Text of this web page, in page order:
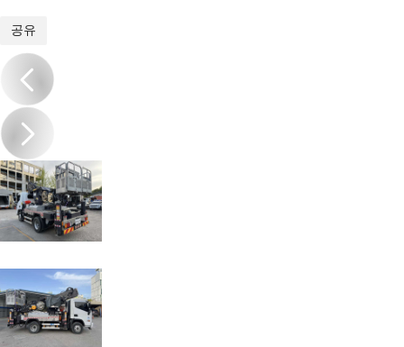
공유
/11